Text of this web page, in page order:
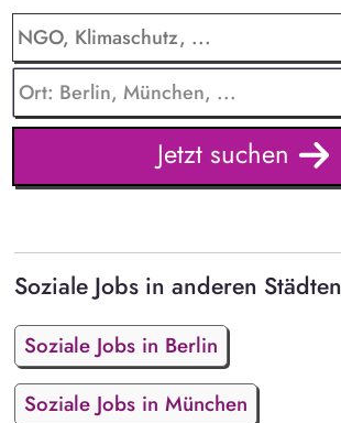
Jetzt suchen
Soziale Jobs in anderen Städten
Soziale Jobs in Berlin
Soziale Jobs in München